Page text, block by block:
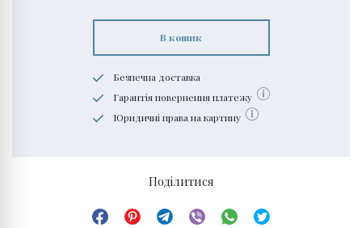
В кошик
Безпечна доставка
Гарантія повернення платежу
Юридичні права на картину
Поділитися